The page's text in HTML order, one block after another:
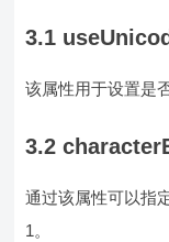
3.1
该属性用于设置是
3.2
通过该属性可以指
1。